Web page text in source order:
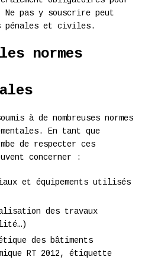
pas y souscrire peut
pénales et civiles.
normes
à de nombreuses normes
En tant que
de respecter ces
concerner :
et équipements utilisés
des travaux
des bâtiments
RT 2012, étiquette